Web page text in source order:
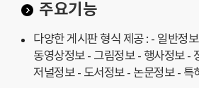
주요기능
다양한 게시판 형식 제공 : - 일반정
동영상정보 - 그림정보 - 행사정보 -
저널정보 - 도서정보 - 논문정보 - 특